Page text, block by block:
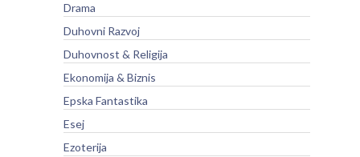
Drama
Duhovni Razvoj
Duhovnost & Religija
Ekonomija & Biznis
Epska Fantastika
Esej
Ezoterija